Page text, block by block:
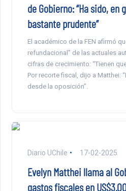
de Gobierno: “Ha sido, en
bastante prudente”
El académico de la FEN afirmó
refundacional” de las actuales
cifras de crecimiento: “Tienen
Por recorte fiscal, dijo a Matthei:
desde la oposición”.
Diario UChile 17-02-2025
Evelyn Matthei llama al
gastos fiscales en